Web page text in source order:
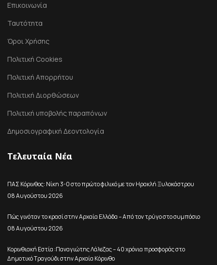
Επικοινωνία
Ταυτότητα
Όροι Χρήσης
Πολιτική Cookies
Πολιτική Απορρήτου
Πολιτική Διορθώσεων
Πολιτική υποβολής παραπόνων
Δημοσιογραφική Δεοντολογία
Τελευταία Νέα
ΠΑΣ Κόρινθος: Νίκη 3-0 στο πρώτο φιλικό με τον Ηρακλή Ξυλοκάστρου
08 Αυγούστου 2026
Πώς γινόταν το κρασί στην Αρχαία Ελλάδα – Από τον τρύγο στο συμπόσιο
08 Αυγούστου 2026
Κορινθιακή Εστία :Παναγιώτης Λάλεζας – 40 χρόνια προσφοράς στο
Δημοτικό Τραγούδι στην Αρχαία Κόρινθο